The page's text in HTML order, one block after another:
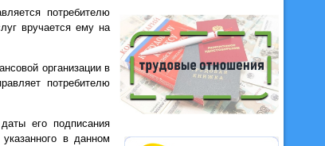
потребителю
вручается ему на
организации в
потребителю
его подписания
в данном